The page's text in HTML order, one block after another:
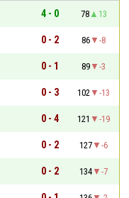
4 - 0 78
13
0 - 2 86
-8
0 - 1 89
-3
0 - 3 102
-13
0 - 4 121
-19
0 - 2 127
-6
0 - 2 134
-7